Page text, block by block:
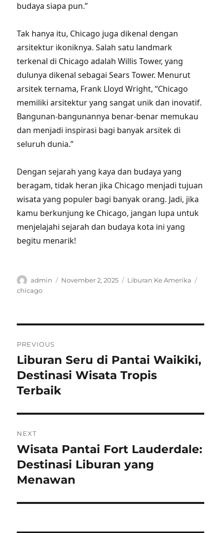
budaya siapa pun.”
Tak hanya itu, Chicago juga dikenal dengan
arsitektur ikoniknya. Salah satu landmark
terkenal di Chicago adalah Willis Tower, yang
dulunya dikenal sebagai Sears Tower. Menurut
arsitek ternama, Frank Lloyd Wright, “Chicago
memiliki arsitektur yang sangat unik dan inovatif.
Bangunan-bangunannya benar-benar memukau
dan menjadi inspirasi bagi banyak arsitek di
seluruh dunia.”
Dengan sejarah yang kaya dan budaya yang
beragam, tidak heran jika Chicago menjadi tujuan
wisata yang populer bagi banyak orang. Jadi, jika
kamu berkunjung ke Chicago, jangan lupa untuk
menjelajahi sejarah dan budaya kota ini yang
begitu menarik!
Author
admin
Posted
November 2, 2025 Categories
Liburan Ke Amerika
chicago
navigation
PREVIOUS
Previous
post:
Liburan Seru di Pantai Waikiki,
Destinasi Wisata Tropis
Terbaik
NEXT
Next
post:
Wisata Pantai Fort Lauderdale:
Destinasi Liburan yang
Menawan